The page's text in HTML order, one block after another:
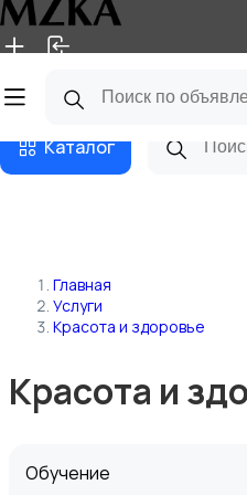
Главная Магазины
Каталог
Главная
Услуги
Красота и здоровье
Красота и
Обучение